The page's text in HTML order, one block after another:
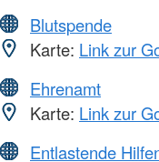
Blutspende
Karte: Link zur
Ehrenamt
Karte: Link zur
Entlastende